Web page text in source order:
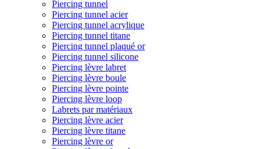
Piercing tunnel
Piercing tunnel acier
Piercing tunnel acrylique
Piercing tunnel titane
Piercing tunnel plaqué or
Piercing tunnel silicone
Piercing lèvre labret
Piercing lèvre boule
Piercing lèvre pointe
Piercing lèvre loop
Labrets par matériaux
Piercing lèvre acier
Piercing lèvre titane
Piercing lèvre or